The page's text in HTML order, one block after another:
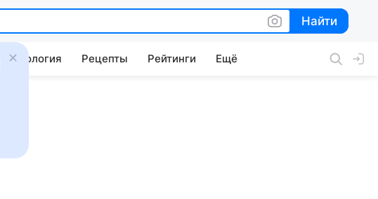
Найти
Найти
Психология Рецепты Рейтинги Ещё